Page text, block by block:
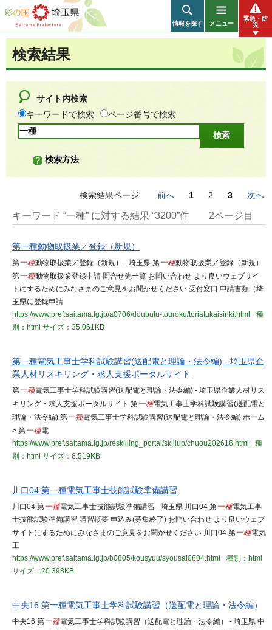
彩の国 埼玉県
情報を探す メニュー
緊急・防
災
検索結果
サイト内検索
キーワードで検索
ページ番号で検索
検索方法
検索結果ページ 前へ 1 2 3 次へ
キーワード “一種” に対する結果 “3200”件 2ページ目
第一種動物取扱業／登録（新規）
第一種動物取扱業／登録（新規） - 埼玉県 第一種動物取扱業／登録（新規）
第一種動物取扱業登録申請 問合せ先一覧 お問い合わせ より良いウェブサイ
トにするためにみなさまのご意見をお聞かせください 受付窓口 申請書類（埼
玉県に登録申請
https://www.pref.saitama.lg.jp/a0706/doubutu-touroku/toriatukaisinki.html
種
別：html サイズ：35.061KB
第一種電気工事士学科試験講習(送配電と理論・法令編) - 埼玉県企
業人材リスキリング・求人支援ポータルサイト
第一種電気工事士学科試験講習(送配電と理論・法令編) - 埼玉県企業人材リス
キリング・求人支援ポータルサイト 第一種電気工事士学科試験講習(送配電と
理論・法令編) 第一種電気工事士学科試験講習(送配電と理論・法令編) ホーム
> 第一種電
https://www.pref.saitama.lg.jp/reskilling_portal/skillup/chuou202616.html
種
別：html サイズ：8.519KB
川口04 第一種電気工事士技能試験準備講習
川口04 第一種電気工事士技能試験準備講習 - 埼玉県 川口04 第一種電気工事
士技能試験準備講習 講習概要 申込み(募集終了) お問い合わせ より良いウェブ
サイトにするためにみなさまのご意見をお聞かせください 川口04 第一種電気
工
https://www.pref.saitama.lg.jp/b0805/kousyuu/syousai0804.html
種別：html
サイズ：20.398KB
中央16 第一種電気工事士学科試験講習（送配電と理論・法令編）
中央16 第一種電気工事士学科試験講習（送配電と理論・法令編） - 埼玉県 中